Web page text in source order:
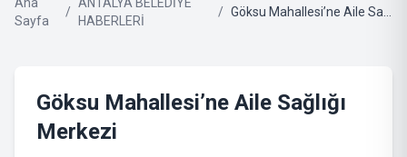
Sayfa
/
HABERLERİ
/
Göksu Mahallesi’ne Aile Sağlığı
Merkezi